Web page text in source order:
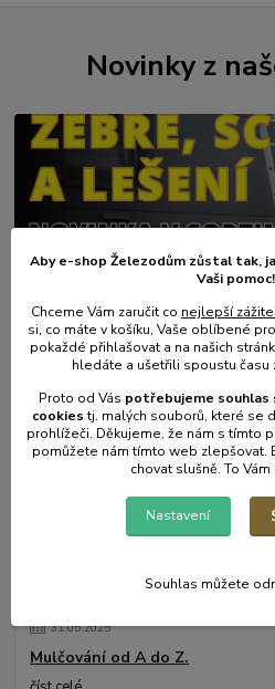
Novinky z
01.08. 2026
💥 Stali jsme se přímým
lešení.
31.05.2025
Mulčování od A do Z.
Aby e-shop Železodům zůstal tak,
Vaši pomoc!
Chceme Vám zaručit co nejlepší
si, co máte v košíku, Vaše oblíbené
pokaždé přihlašovat a na našich
hledáte a ušetřili spoustu času
Proto od Vás potřebujeme souhlas
cookiestj. malých souborů, které se
prohlížeči. Děkujeme, že nám s tímto
pomůžete nám tímto web zlepšovat.
chovat slušně. To
Nastavení
Souhlas můžete